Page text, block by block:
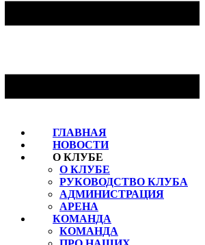
ГЛАВНАЯ
НОВОСТИ
О КЛУБЕ
О КЛУБЕ
РУКОВОДСТВО КЛУБА
АДМИНИСТРАЦИЯ
АРЕНА
КОМАНДА
КОМАНДА